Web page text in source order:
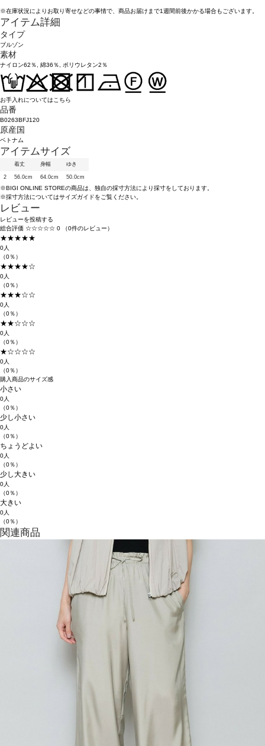
※在庫状況によりお取り寄せなどの事情で、商品お届けまで1週間前後かかる場合もございます。
アイテム詳細
タイプ
ブルゾン
素材
ナイロン62％, 綿36％, ポリウレタン2％
お手入れについてはこちら
品番
B0263BFJ120
原産国
ベトナム
アイテムサイズ
着丈 身幅 ゆき
2 56.0cm 64.0cm 50.0cm
※BIGI ONLINE STOREの商品は、独自の採寸方法により採寸をしております。
※採寸方法についてはサイズガイドをご覧ください。
レビュー
レビューを投稿する
総合評価 ☆☆☆☆☆ 0 （0件のレビュー）
★★★★★
0人
（0％）
★★★★☆
0人
（0％）
★★★☆☆
0人
（0％）
★★☆☆☆
0人
（0％）
★☆☆☆☆
0人
（0％）
購入商品のサイズ感
小さい
0人
（0％）
少し小さい
0人
（0％）
ちょうどよい
0人
（0％）
少し大きい
0人
（0％）
大きい
0人
（0％）
関連商品